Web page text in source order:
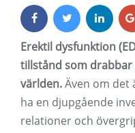
Erektil dysfunktion
tillstånd som
världen.Även om det
ha en djupgående
relationer och